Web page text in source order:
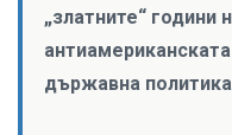
„златните“ години
държавна политика